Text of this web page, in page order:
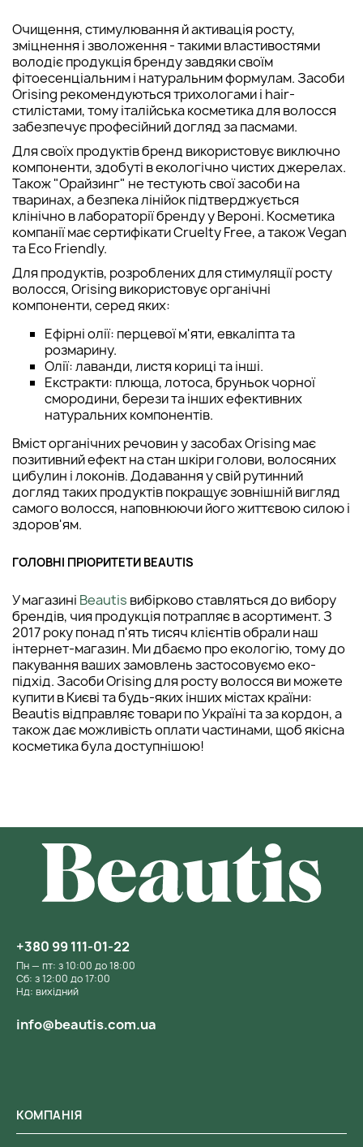
Очищення, стимулювання й активація росту,
зміцнення і зволоження - такими властивостями
володіє продукція бренду завдяки своїм
фітоесенціальним і натуральним формулам. Засоби
Orising рекомендуються трихологами і hair-
стилістами, тому італійська косметика для волосся
забезпечує професійний догляд за пасмами.
Для своїх продуктів бренд використовує виключно
компоненти, здобуті в екологічно чистих джерелах.
Також "Орайзинг" не тестують свої засоби на
тваринах, а безпека лінійок підтверджується
клінічно в лабораторії бренду у Вероні. Косметика
компанії має сертифікати Cruelty Free, а також Vegan
та Eco Friendly.
Для продуктів, розроблених для стимуляції росту
волосся, Orising використовує органічні
компоненти, серед яких:
Ефірні олії: перцевої м'яти, евкаліпта та
розмарину.
Олії: лаванди, листя кориці та інші.
Екстракти: плюща, лотоса, бруньок чорної
смородини, берези та інших ефективних
натуральних компонентів.
Вміст органічних речовин у засобах Orising має
позитивний ефект на стан шкіри голови, волосяних
цибулин і локонів. Додавання у свій рутинний
догляд таких продуктів покращує зовнішній вигляд
самого волосся, наповнюючи його життєвою силою і
здоров'ям.
ГОЛОВНІ ПРІОРИТЕТИ BEAUTIS
У магазині Beautis вибірково ставляться до вибору
брендів, чия продукція потрапляє в асортимент. З
2017 року понад п'ять тисяч клієнтів обрали наш
інтернет-магазин. Ми дбаємо про екологію, тому до
пакування ваших замовлень застосовуємо еко-
підхід. Засоби Orising для росту волосся ви можете
купити в Києві та будь-яких інших містах країни:
Beautis відправляє товари по Україні та за кордон, а
також дає можливість оплати частинами, щоб якісна
косметика була доступнішою!
КОМПАНІЯ
+380 99 111-01-22
Пн — пт: з 10:00 до 18:00
Сб: з 12:00 до 17:00
Нд: вихідний
info@beautis.com.ua